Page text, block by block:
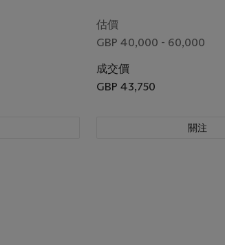
估價
GBP 40,000 - 60,000
成交價
GBP 43,750
關注